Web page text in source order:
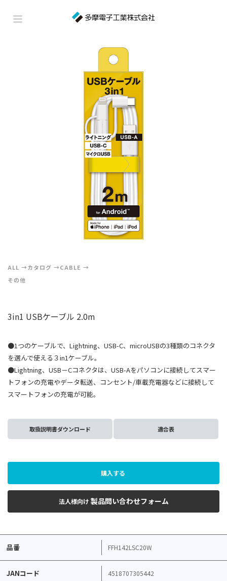
ALL カタログ
CABLE
その他
3in1 USBケーブル 2.0m
●1つのケーブルで、Lightning、USB-C、microUSBの3種類のコネクタ
を選んで使える３in1ケーブル。
●Lightning、USB－Cコネクタは、USB-Aをパソコンに接続してスマー
トフォンの充電やデータ転送、コンセント/車載充電器などに接続して
スマートフォンの充電が可能。
取扱説明書ダウンロード 適合表
購入する
法人様向け 製品問い合わせフォーム
品番 FFH142LSC20W
JANコード 4518707305442